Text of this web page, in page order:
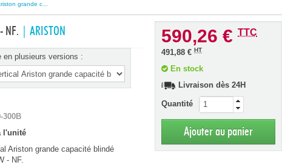
grande c...
NF. | ARISTON
en plusieurs versions :
300B
l'unité
Ariston grande capacité blindé
- NF.
590,26 € TTC
491,88 € HT
En stock
Livraison dès 24H
Quantité
Ajouter au panier